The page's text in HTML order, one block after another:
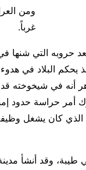
ومن
غرباً.
حروبه التي شنها
البلاد في
أنه في شيخوخته
أمر حراسة حدود
الذي كان يشغل
طيبة، وقد أنشأ